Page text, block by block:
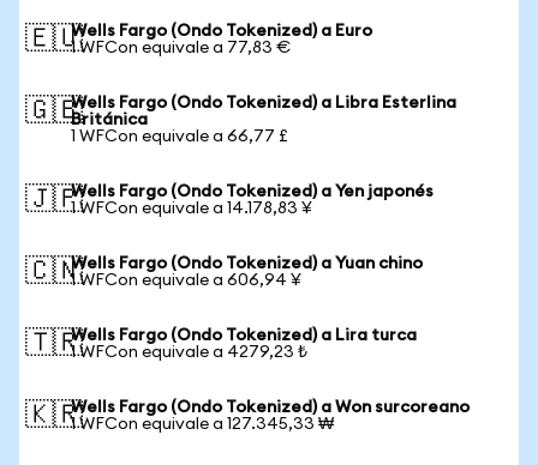
🇪🇺Wells Fargo (Ondo Tokenized) a Euro
1 WFCon equivale a 77,83 €
🇬🇧Wells Fargo (Ondo Tokenized) a Libra Esterlina
Británica
1 WFCon equivale a 66,77 £
🇯🇵Wells Fargo (Ondo Tokenized) a Yen japonés
1 WFCon equivale a 14.178,83 ¥
🇨🇳Wells Fargo (Ondo Tokenized) a Yuan chino
1 WFCon equivale a 606,94 ¥
🇹🇷Wells Fargo (Ondo Tokenized) a Lira turca
1 WFCon equivale a 4279,23 ₺
🇰🇷Wells Fargo (Ondo Tokenized) a Won surcoreano
1 WFCon equivale a 127.345,33 ₩